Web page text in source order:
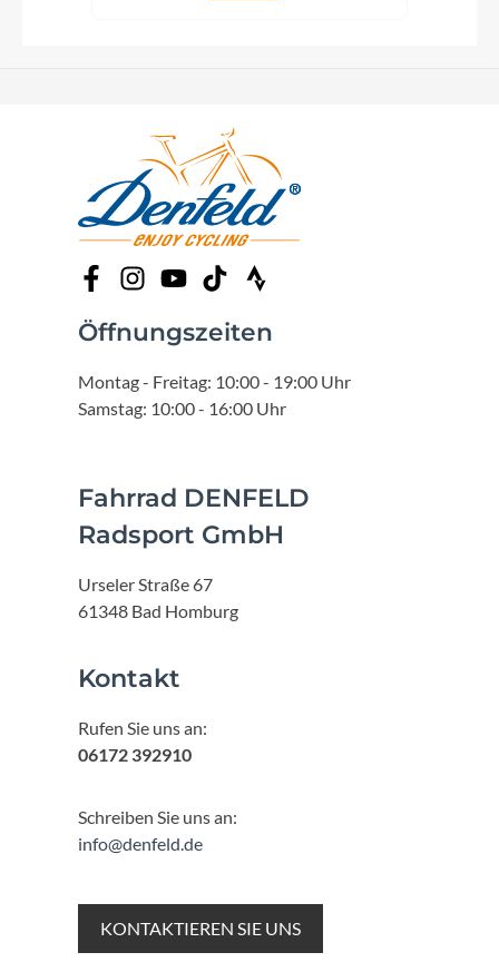
Öffnungszeiten
Montag - Freitag: 10:00 - 19:00 Uhr
Samstag: 10:00 - 16:00 Uhr
Fahrrad DENFELD
Radsport GmbH
Urseler Straße 67
61348 Bad Homburg
Kontakt
Rufen Sie uns an:
06172 392910
Schreiben Sie uns an:
info@denfeld.de
KONTAKTIEREN SIE UNS